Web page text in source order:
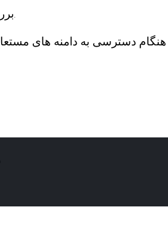
بررسی محتوا در سرورهای پشتیبان به درستی کار نکرد (بعد از 6.1.0).